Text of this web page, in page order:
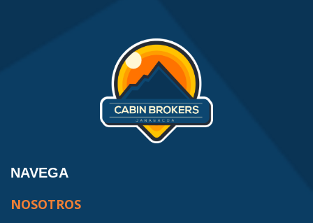
NAVEGA
NOSOTROS